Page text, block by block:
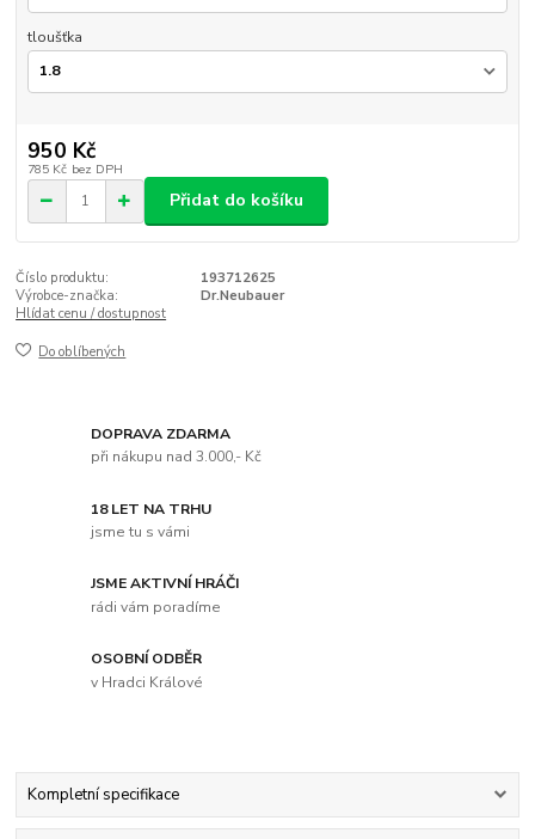
tloušťka
950 Kč
785 Kč bez DPH
Přidat do košíku
Číslo produktu:
193712625
Výrobce-značka:
Dr.Neubauer
Hlídat cenu / dostupnost
Do oblíbených
DOPRAVA ZDARMA
při nákupu nad 3.000,- Kč
18 LET NA TRHU
jsme tu s vámi
JSME AKTIVNÍ HRÁČI
rádi vám poradíme
OSOBNÍ ODBĚR
v Hradci Králové
Kompletní specifikace